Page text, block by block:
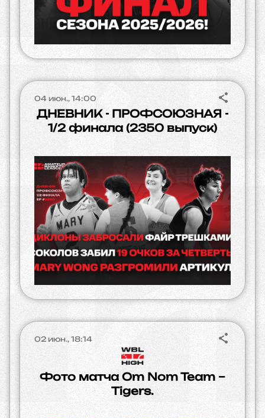
04 июн., 14:00
ДНЕВНИК - ПРОФСОЮЗНАЯ -
1/2 финала (2350 выпуск)
02 июн., 18:14
Фото матча Om Nom Team –
Tigers.